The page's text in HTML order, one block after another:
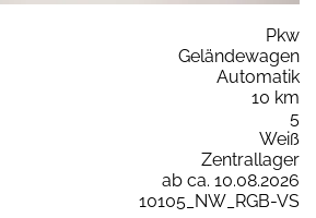
Pkw
Geländewagen
Automatik
10 km
5
Weiß
Zentrallager
ab ca. 10.08.2026
10105_NW_RGB-VS